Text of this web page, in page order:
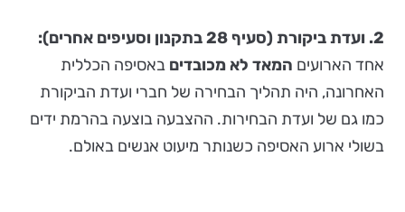
2. ועדת ביקורת (סעיף 28 בתקנון וסעיפים אחרים):
אחד הארועים המאד לא מכובדים באסיפה הכללית
האחרונה, היה תהליך הבחירה של חברי ועדת הביקורת
כמו גם של ועדת הבחירות. ההצבעה בוצעה בהרמת ידים
בשולי ארוע האסיפה כשנותר מיעוט אנשים באולם.